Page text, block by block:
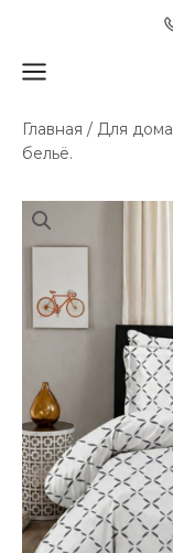
содержимому
Main
Главная / Для дома
бельё.
товара
Постельное
бельё.